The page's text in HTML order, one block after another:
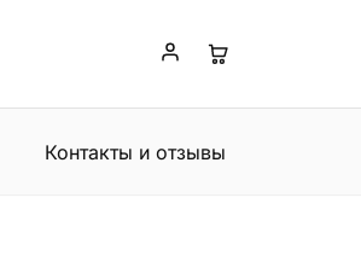
Контакты и отзывы